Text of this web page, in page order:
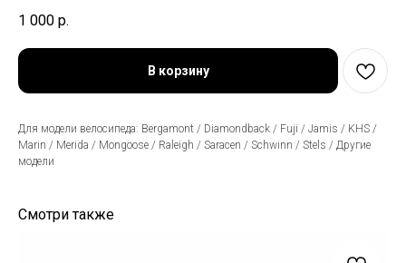
1 000 р.
В корзину
Для модели велосипеда: Bergamont / Diamondback / Fuji / Jamis / KHS /
Marin / Merida / Mongoose / Raleigh / Saracen / Schwinn / Stels / Другие
модели
Смотри также